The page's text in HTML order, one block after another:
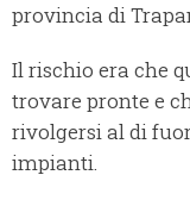
provincia di
Il rischio era che
trovare pronte e
rivolgersi al di
impianti.